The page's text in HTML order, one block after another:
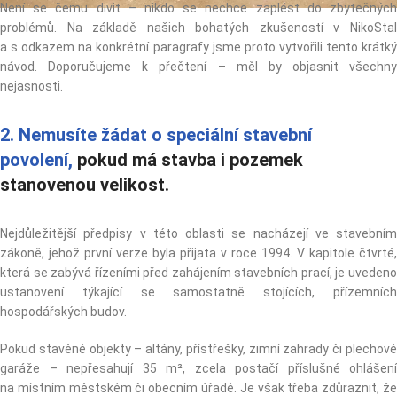
Není se čemu divit – nikdo se nechce zaplést do zbytečných
problémů. Na základě našich bohatých zkušeností v NikoStal
a s odkazem na konkrétní paragrafy jsme proto vytvořili tento krátký
návod. Doporučujeme k přečtení – měl by objasnit všechny
nejasnosti.
2. Nemusíte žádat o speciální stavební
povolení, pokud má stavba i pozemek
stanovenou velikost.
Nejdůležitější předpisy v této oblasti se nacházejí ve stavebním
zákoně, jehož první verze byla přijata v roce 1994. V kapitole čtvrté,
která se zabývá řízeními před zahájením stavebních prací, je uvedeno
ustanovení týkající se samostatně stojících, přízemních
hospodářských budov.
Pokud stavěné objekty – altány, přístřešky, zimní zahrady či plechové
garáže – nepřesahují 35 m², zcela postačí příslušné ohlášení
na místním městském či obecním úřadě. Je však třeba zdůraznit, že